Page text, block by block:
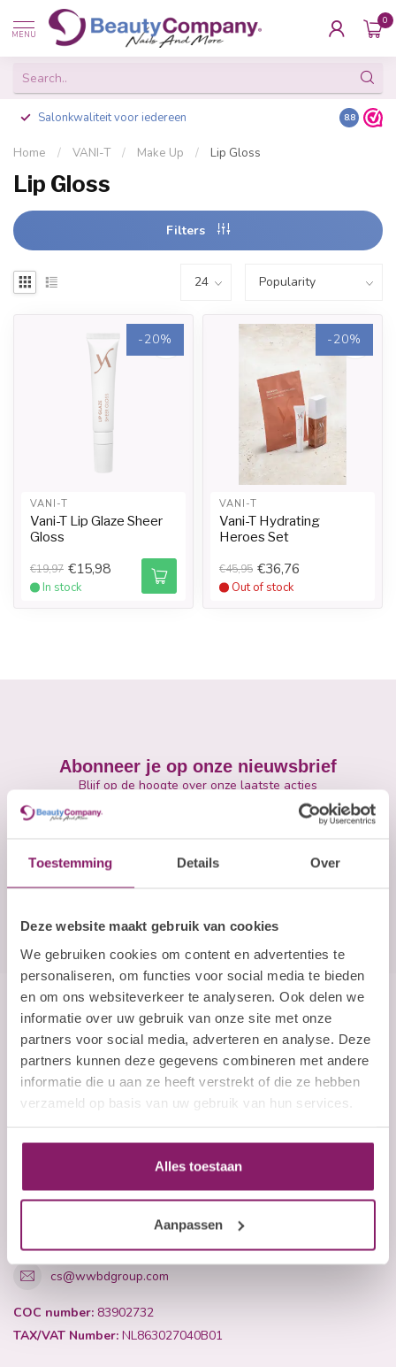
Toestemming Details Over
Deze website maakt gebruik van cookies
We gebruiken cookies om content en advertenties te
personaliseren, om functies voor social media te bieden
en om ons websiteverkeer te analyseren. Ook delen we
informatie over uw gebruik van onze site met onze
partners voor social media, adverteren en analyse. Deze
partners kunnen deze gegevens combineren met andere
informatie die u aan ze heeft verstrekt of die ze hebben
verzameld op basis van uw gebruik van hun services.
Alles toestaan
Aanpassen
MENU
0
Salonkwaliteit voor iedereen Gratis
8.8
Home / VANI-T / Make Up / Lip Gloss
Lip Gloss
Filters
-20%
VANI-T
Vani-T Lip Glaze Sheer
Gloss
€19,97 €15,98
In stock
-20%
VANI-T
Vani-T Hydrating
Heroes Set
€45,95 €36,76
Out of stock
Abonneer je op onze nieuwsbrief
Blijf op de hoogte over onze laatste acties
E-mailadres
Abonneer
Beauty Company
Nails and More
John F. Kennedylaan 21L
5555 XC Valkenswaard
+31 (0)40 254 75 11
+31 (0)40 254 75 11
cs@wwbdgroup.com
COC number: 83902732
TAX/VAT Number: NL863027040B01